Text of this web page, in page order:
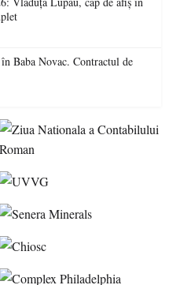
Baba Novac. Contractul de